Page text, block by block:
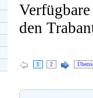
den
1 2